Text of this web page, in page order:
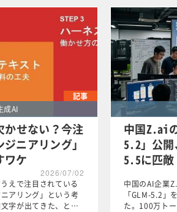
記事
成AI
かせない？今注
ニアリング」
ワケ
2026/07/02
えで注目されている
アリング」という考
字が出てきた、と…
中国Z.ai
5.2」公開
5.5に匹敵
中国のAI企業
「GLM-5.2」
た。100万ト